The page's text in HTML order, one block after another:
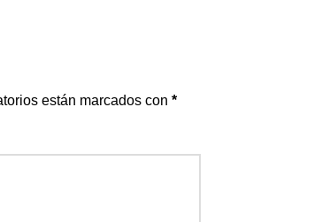
están marcados con *